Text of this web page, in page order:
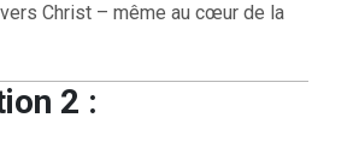
Christ – même au cœur de la
2 :